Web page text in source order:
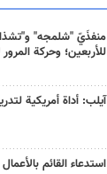
منفذَيّ "شلمجه"
للأربعين؛ وحركة
آيلب: أداة أمريكية
استدعاء القائم